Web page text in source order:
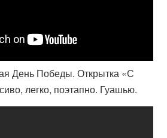
День Победы. Открытка «С
легко, поэтапно. Гуашью.